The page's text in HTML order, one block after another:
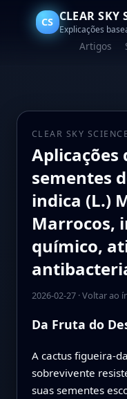
CS CLEAR SKY
Explicações
Artigos
CLEAR SKY
Aplicações
sementes
indica (L.)
Marrocos,
químico,
2026-02-27·Voltar ao
Da Fruta do
A cactus figueira-
sobrevivente
suas sementes